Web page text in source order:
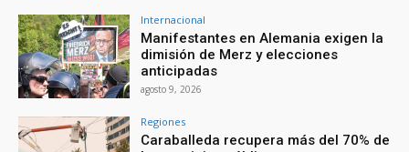
Internacional
Manifestantes en Alemania exigen la
dimisión de Merz y elecciones
anticipadas
agosto 9, 2026
Regiones
Caraballeda recupera más del 70% de